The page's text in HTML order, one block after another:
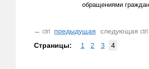
обращениями
← ctrl предыдущая следующая ctrl
Страницы:
1 2 3 4